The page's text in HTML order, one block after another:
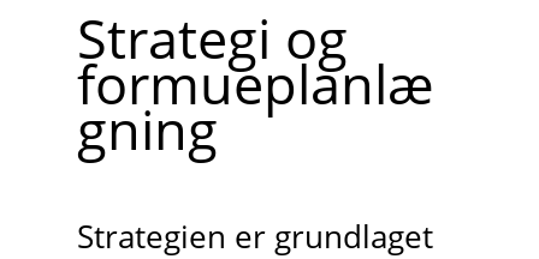
Strategi og
formueplanlæ
gning
Strategien er grundlaget